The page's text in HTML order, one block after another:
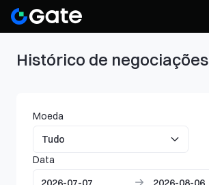
Histórico de negociações
Moeda
Data